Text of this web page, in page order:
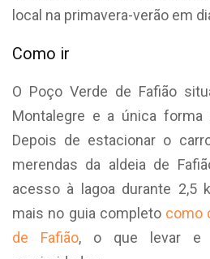
local na primavera-verão em
Como ir
O Poço Verde de Fafião
Montalegre e a única
Depois de estacionar o
merendas da aldeia de
acesso à lagoa durante 2,5
mais no guia completo como
de Fafião, o que levar e